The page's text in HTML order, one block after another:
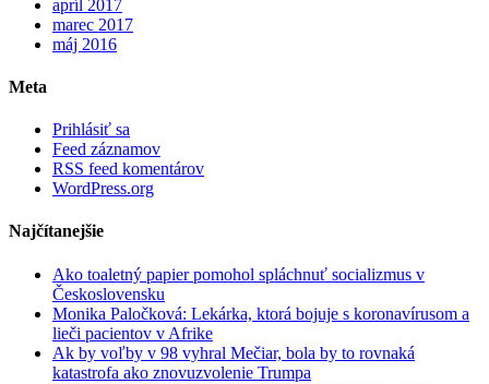
apríl 2017
marec 2017
máj 2016
Meta
Prihlásiť sa
Feed záznamov
RSS feed komentárov
WordPress.org
Najčítanejšie
Ako toaletný papier pomohol spláchnuť socializmus v
Československu
Monika Paločková: Lekárka, ktorá bojuje s koronavírusom a
lieči pacientov v Afrike
Ak by voľby v 98 vyhral Mečiar, bola by to rovnaká
katastrofa ako znovuzvolenie Trumpa